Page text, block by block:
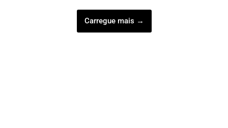
Carregue mais →